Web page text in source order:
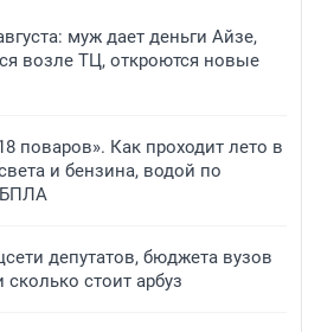
муж дает деньги Айзе,
возле ТЦ, откроются новые
поваров». Как проходит лето в
и бензина, водой по
БПЛА
депутатов, бюджета вузов
стоит арбуз